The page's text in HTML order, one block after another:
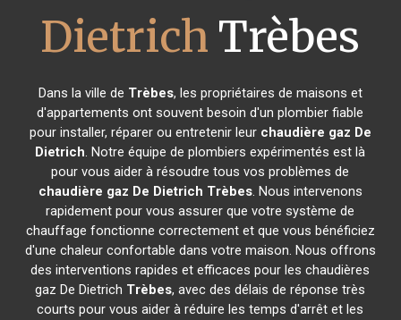
Dietrich Trèbes
Dans la ville de Trèbes, les propriétaires de maisons et
d'appartements ont souvent besoin d'un plombier fiable
pour installer, réparer ou entretenir leur chaudière gaz De
Dietrich. Notre équipe de plombiers expérimentés est là
pour vous aider à résoudre tous vos problèmes de
chaudière gaz De Dietrich Trèbes. Nous intervenons
rapidement pour vous assurer que votre système de
chauffage fonctionne correctement et que vous bénéficiez
d'une chaleur confortable dans votre maison. Nous offrons
des interventions rapides et efficaces pour les chaudières
gaz De Dietrich Trèbes, avec des délais de réponse très
courts pour vous aider à réduire les temps d'arrêt et les